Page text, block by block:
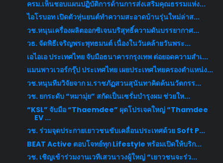
ครม.เห็นชอบแผนปฏิบัติการด้านการส่งเสริมคุณธรรมแห่ง...
ไอโรบอท เปิดตัวหุ่นยนต์ทำความสะอาดบ้านรุ่นใหม่ล่าส...
วช.หนุนเครื่องผลิตออกซิเจนบริสุทธิ์ความดันบรรยากาศ...
วธ. จัดพิธีเจริญพระพุทธมนต์ เนื่องในวันคล้ายวันพระ...
เอไอเอ ประเทศไทย จับมือธนาคารกรุงเทพ ต่อยอดความสำเ...
แมนพาวเวอร์กรุ๊ป ประเทศไทย เผยประเทศไทยครองตำแหน่ง...
วช.หนุนทีมวิจัยจาก ม.ราชภัฏสวนสุนันทาคิดค้นนวัตกรร...
วช. ยกระดับ “หมามุ่ย” สกัดเป็นเซรั่มบำรุงผม ช่วยให...
“KSL” จับมือ “Thaemdee” ผุดโปรเจคใหญ่ “Thamdee
EV ...
วช. ร่วมจุดประกายเยาวชนขับเคลื่อนประเทศด้วย Soft P...
BEAT Active ตอบโจทย์ทุก Lifestyle พร้อมเปิดให้บริก...
วช. เชิญเข้าร่วมงานเวทีเสวนาวงผู้ใหญ่ “เยาวชนจะร่ว...